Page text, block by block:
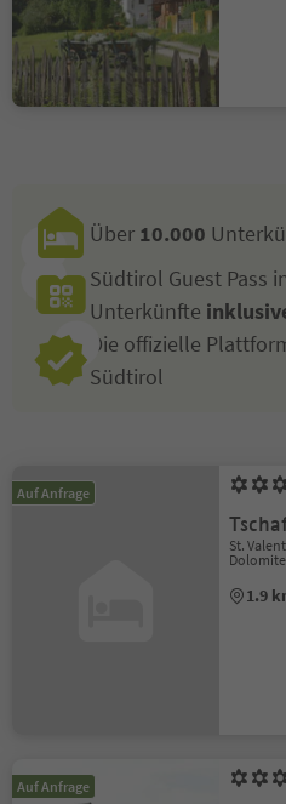
Über 10.000
Südtirol Guest Pass
Unterkünfte
Die offizielle
Südtirol
Auf Anfrage
St.
1.9
Auf Anfrage